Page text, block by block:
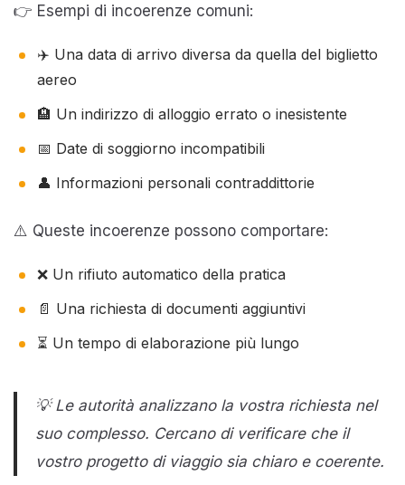
👉 Esempi di incoerenze comuni:
✈️ Una data di arrivo diversa da quella del biglietto
aereo
🏨 Un indirizzo di alloggio errato o inesistente
📅 Date di soggiorno incompatibili
👤 Informazioni personali contraddittorie
⚠️ Queste incoerenze possono comportare:
❌ Un rifiuto automatico della pratica
📄 Una richiesta di documenti aggiuntivi
⏳ Un tempo di elaborazione più lungo
💡 Le autorità analizzano la vostra richiesta nel
suo complesso. Cercano di verificare che il
vostro progetto di viaggio sia chiaro e coerente.